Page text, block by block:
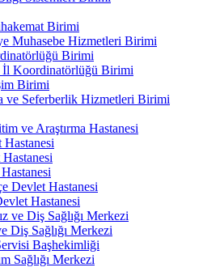
Birimi
Muhasebe Hizmetleri Birimi
Birimi
İl Koordinatörlüğü Birimi
Birimi
ve Seferberlik Hizmetleri Birimi
ve Araştırma Hastanesi
Devlet Hastanesi
Hastanesi
ve Diş Sağlığı Merkezi
Diş Sağlığı Merkezi
Başhekimliği
Sağlığı Merkezi